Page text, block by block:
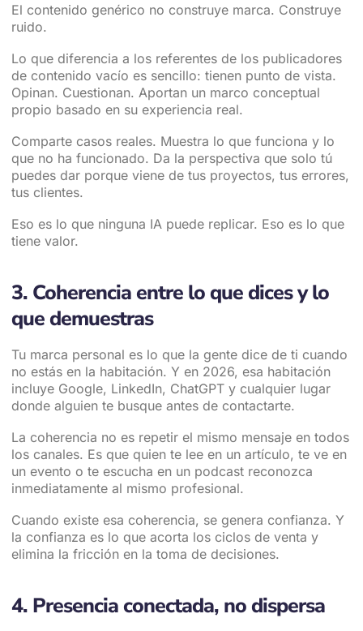
El contenido genérico no construye marca. Construye
ruido.
Lo que diferencia a los referentes de los publicadores
de contenido vacío es sencillo: tienen punto de vista.
Opinan. Cuestionan. Aportan un marco conceptual
propio basado en su experiencia real.
Comparte casos reales. Muestra lo que funciona y lo
que no ha funcionado. Da la perspectiva que solo tú
puedes dar porque viene de tus proyectos, tus errores,
tus clientes.
Eso es lo que ninguna IA puede replicar. Eso es lo que
tiene valor.
3. Coherencia entre lo que dices y lo
que demuestras
Tu marca personal es lo que la gente dice de ti cuando
no estás en la habitación. Y en 2026, esa habitación
incluye Google, LinkedIn, ChatGPT y cualquier lugar
donde alguien te busque antes de contactarte.
La coherencia no es repetir el mismo mensaje en todos
los canales. Es que quien te lee en un artículo, te ve en
un evento o te escucha en un podcast reconozca
inmediatamente al mismo profesional.
Cuando existe esa coherencia, se genera confianza. Y
la confianza es lo que acorta los ciclos de venta y
elimina la fricción en la toma de decisiones.
4. Presencia conectada, no dispersa